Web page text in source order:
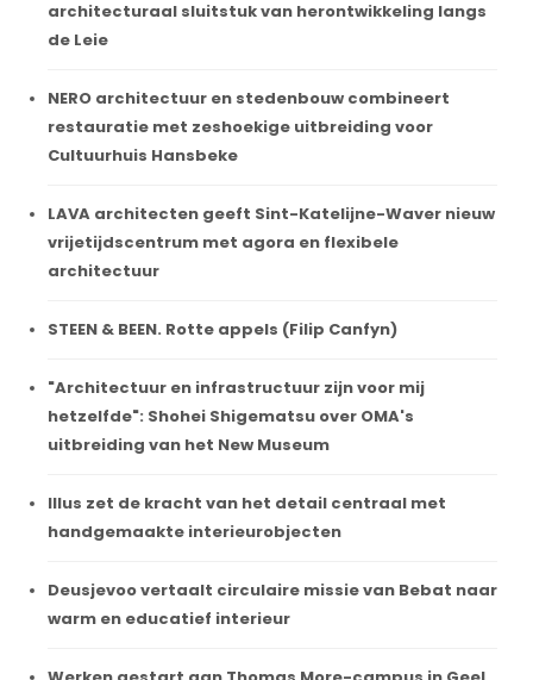
architecturaal sluitstuk van herontwikkeling langs
de Leie
NERO architectuur en stedenbouw combineert
restauratie met zeshoekige uitbreiding voor
Cultuurhuis Hansbeke
LAVA architecten geeft Sint-Katelijne-Waver nieuw
vrijetijdscentrum met agora en flexibele
architectuur
STEEN & BEEN. Rotte appels (Filip Canfyn)
"Architectuur en infrastructuur zijn voor mij
hetzelfde": Shohei Shigematsu over OMA's
uitbreiding van het New Museum
Illus zet de kracht van het detail centraal met
handgemaakte interieurobjecten
Deusjevoo vertaalt circulaire missie van Bebat naar
warm en educatief interieur